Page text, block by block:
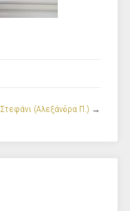
Στεφάνι (Αλεξάνδρα Π.) →